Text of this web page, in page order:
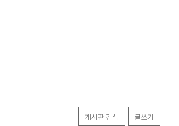
게시판 검색 글쓰기